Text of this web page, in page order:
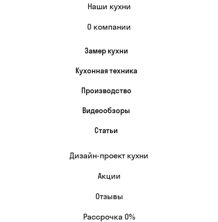
Наши кухни
О компании
Замер кухни
Кухонная техника
Производство
Видеообзоры
Статьи
Дизайн-проект кухни
Акции
Отзывы
Рассрочка 0%